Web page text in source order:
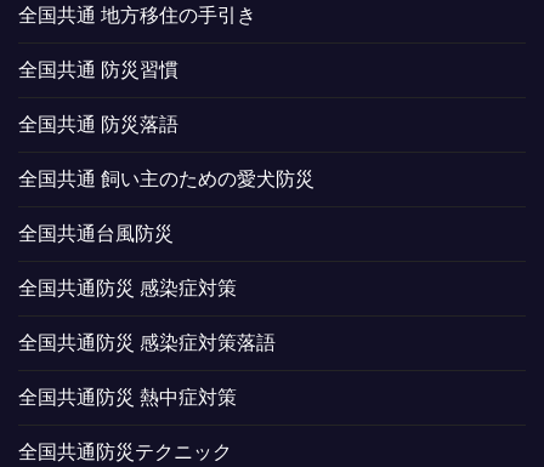
全国共通 地方移住の手引き
全国共通 防災習慣
全国共通 防災落語
全国共通 飼い主のための愛犬防災
全国共通台風防災
全国共通防災 感染症対策
全国共通防災 感染症対策落語
全国共通防災 熱中症対策
全国共通防災テクニック